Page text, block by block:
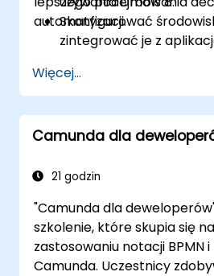
automatyzacji.
Skonfigurować
zintegrować je z
reguły biznesowe.
Korzystać z Drools
zarządzania regułami i
decyzyjnymi.
scenariuszach w celu
Więcej...
Camunda dla
21 godzin
"Camunda dla
szkolenie, które skupia się
zastosowaniu notacji BPMN i
Camunda. Uczestnicy